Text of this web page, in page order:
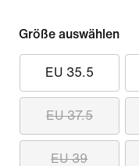
Größe auswählen
EU 35.5
EU 37.5
EU 39